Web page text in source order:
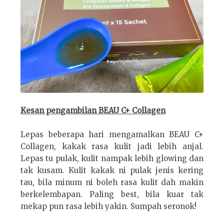
Kesan pengambilanBEAU C+ Collagen
Lepas beberapa hari mengamalkan BEAU C+
Collagen, kakak rasa kulit jadi lebih anjal.
Lepas tu pulak, kulit nampak lebih glowing dan
tak kusam. Kulit kakak ni pulak jenis kering
tau, bila minum ni boleh rasa kulit dah makin
berkelembapan. Paling best, bila kuar tak
mekap pun rasa lebih yakin. Sumpah seronok!